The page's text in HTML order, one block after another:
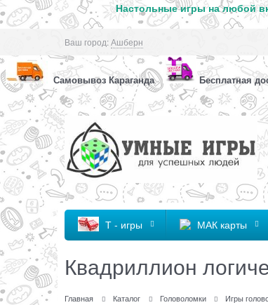
Настольные игры на любой
Ваш город:Ашберн
Самовывоз Караганда Бесплатная
Т - игры МАК карты
Квадриллион
Главная Каталог Головоломки Игры